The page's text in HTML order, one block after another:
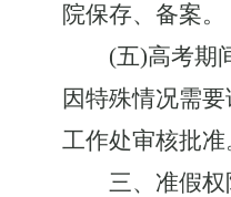
院保存、备案。
(五)高考期
因特殊情况需
工作处审核批准
三、准假权